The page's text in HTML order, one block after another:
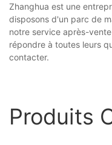
Zhanghua est une
disposons d'un parc de
notre service après-
répondre à toutes leurs
contacter.
Produits